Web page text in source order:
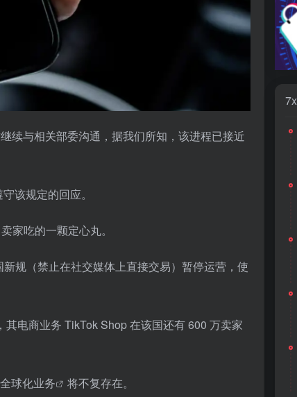
续与相关部委沟通，据我们所知，该进程已接近
该规定的回应。
家吃的一颗定心丸。
规（禁止在社交媒体上直接交易）暂停运营，使
电商业务 TikTok Shop 在该国还有 600 万卖家
球化业务 将不复存在。